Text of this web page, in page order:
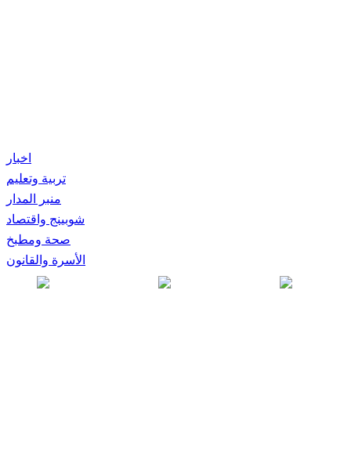
اخبار
تربية وتعليم
منبر المدار
شوبينج واقتصاد
صحة ومطبخ
الأسرة والقانون